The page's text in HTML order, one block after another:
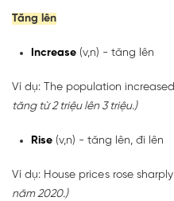
Tăng lên
Increase (v,n) - tăng lên
Ví dụ: The population
tăng từ 2 triệu lên 3 triệu.)
Rise (v,n) - tăng lên, đi lên
Ví dụ: House prices rose
năm 2020.)